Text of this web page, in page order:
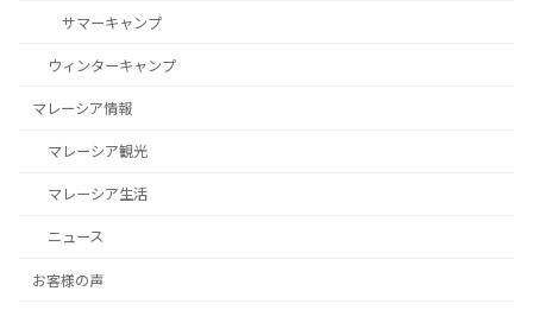
サマーキャンプ
ウィンターキャンプ
マレーシア情報
マレーシア観光
マレーシア生活
ニュース
お客様の声